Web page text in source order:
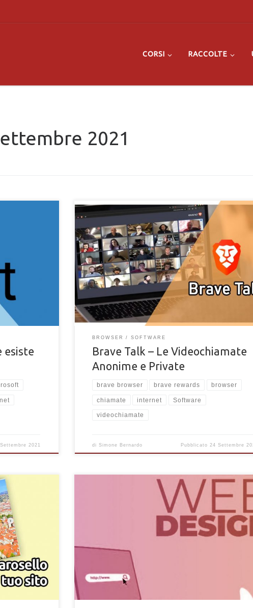
CORSI RACCOLTE
2021
Verificare se
Visual
esiste
2021
Tutto ciò che c'è da sapere su Brave Talk. Scopri Brave
per videochiamare amici e parenti in forma anonima.
BROWSER SOFTWARE
Brave Talk – Le Videochiamate
Anonime e Private
brave browser brave rewards browser
chiamate internet Software
videochiamate
di Simone Bernardo Pubblicato 24 Settembre
per creare e
del tuo sito
Migliori 5 stili CSS per pulsanti HTML. Trova ispirazione
nostri stili in puro CSS per button HTML con codice
sorgente.